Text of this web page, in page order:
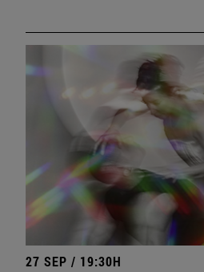
27 SEP / 19:30H